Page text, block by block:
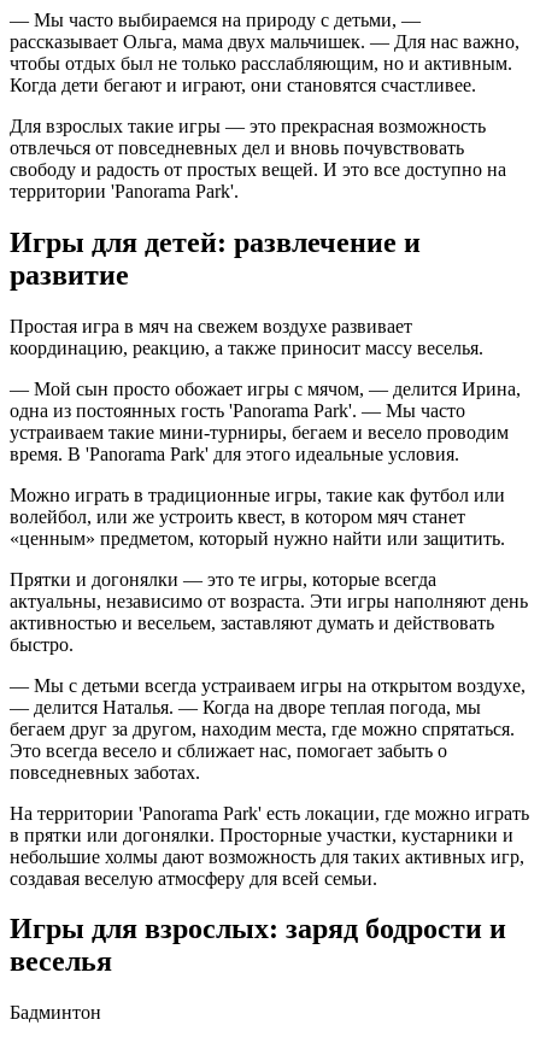
— Мы часто выбираемся на природу с детьми, —
рассказывает Ольга, мама двух мальчишек. — Для нас важно,
чтобы отдых был не только расслабляющим, но и активным.
Когда дети бегают и играют, они становятся счастливее.
Для взрослых такие игры — это прекрасная возможность
отвлечься от повседневных дел и вновь почувствовать
свободу и радость от простых вещей. И это все доступно на
территории 'Panorama Park'.
Игры для детей: развлечение и
развитие
Простая игра в мяч на свежем воздухе развивает
координацию, реакцию, а также приносит массу веселья.
— Мой сын просто обожает игры с мячом, — делится Ирина,
одна из постоянных гость 'Panorama Park'. — Мы часто
устраиваем такие мини-турниры, бегаем и весело проводим
время. В 'Panorama Park' для этого идеальные условия.
Можно играть в традиционные игры, такие как футбол или
волейбол, или же устроить квест, в котором мяч станет
«ценным» предметом, который нужно найти или защитить.
Прятки и догонялки — это те игры, которые всегда
актуальны, независимо от возраста. Эти игры наполняют день
активностью и весельем, заставляют думать и действовать
быстро.
— Мы с детьми всегда устраиваем игры на открытом воздухе,
— делится Наталья. — Когда на дворе теплая погода, мы
бегаем друг за другом, находим места, где можно спрятаться.
Это всегда весело и сближает нас, помогает забыть о
повседневных заботах.
На территории 'Panorama Park' есть локации, где можно играть
в прятки или догонялки. Просторные участки, кустарники и
небольшие холмы дают возможность для таких активных игр,
создавая веселую атмосферу для всей семьи.
Игры для взрослых: заряд бодрости и
веселья
Бадминтон